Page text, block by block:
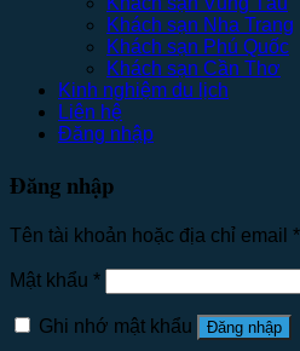
Khách sạn Nha Trang
Khách sạn Phú Quốc
Khách sạn Cần Thơ
Kinh nghiệm du lịch
Liên hệ
Đăng nhập
Đăng nhập
Tên tài khoản hoặc địa chỉ email *
Mật khẩu *
Ghi nhớ mật khẩu Đăng nhập